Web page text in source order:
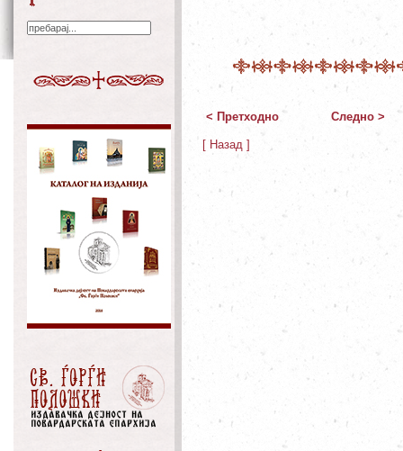
< Претходно Следно >
[ Назад ]